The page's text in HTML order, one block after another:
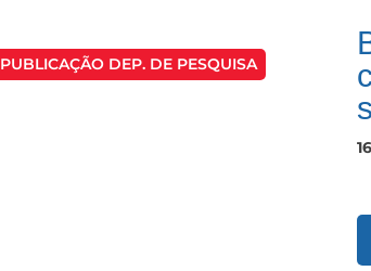
PUBLICAÇÃO DEP. DE PESQUISA